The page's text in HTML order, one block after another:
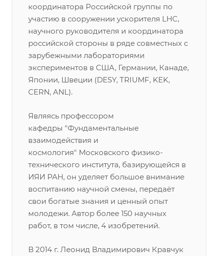
координатора Российской группы по
участию в сооружении ускорителя LHC,
научного руководителя и координатора
российской стороны в ряде совместных с
зарубежными лабораториями
экспериментов в США, Германии, Канаде,
Японии, Швеции (DESY, TRIUMF, KEK,
CERN, ANL).
Являясь профессором
кафедры "Фундаментальные
взаимодействия и
космология" Московского физико-
технического института, базирующейся в
ИЯИ РАН, он уделяет большое внимание
воспитанию научной смены, передаёт
свои богатые знания и ценный опыт
молодежи. Автор более 150 научных
работ, в том числе, 4 изобретений.
В 2014 г. Леонид Владимирович Кравчук